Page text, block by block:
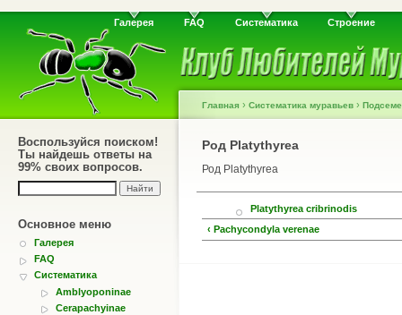
Галерея FAQ Систематика Строение
Воспользуйся поиском!
Ты найдешь ответы на
99% своих вопросов.
Основное меню
Галерея
FAQ
Систематика
Amblyoponinae
Cerapachyinae
Главная › Систематика муравьев ›
Род Platythyrea
Род Platythyrea
Platythyrea cribrinodis
‹ Pachycondyla verenae